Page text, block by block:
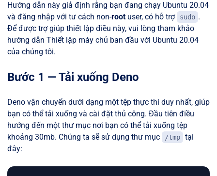
Hướng dẫn này giả định rằng bạn đang chạy Ubuntu 20.04
và đăng nhập với tư cách non-rootuser, có hỗ trợ sudo .
Để được trợ giúp thiết lập điều này, vui lòng tham khảo
hướng dẫn Thiết lập máy chủ ban đầu với Ubuntu 20.04
của chúng tôi.
Bước 1 — Tải xuống Deno
Deno vận chuyển dưới dạng một tệp thực thi duy nhất, giúp
bạn có thể tải xuống và cài đặt thủ công. Đầu tiên điều
hướng đến một thư mục nơi bạn có thể tải xuống tệp
khoảng 30mb. Chúng ta sẽ sử dụng thư mục
/tmp
tại
đây: